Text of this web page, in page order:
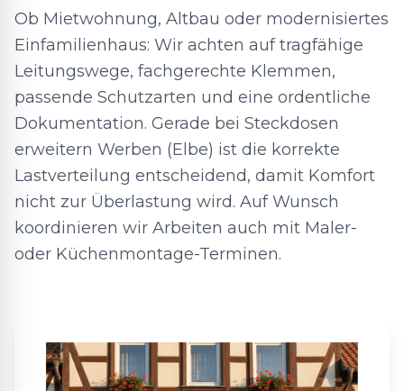
Ob Mietwohnung, Altbau oder modernisiertes
Einfamilienhaus: Wir achten auf tragfähige
Leitungswege, fachgerechte Klemmen,
passende Schutzarten und eine ordentliche
Dokumentation. Gerade bei Steckdosen
erweitern Werben (Elbe) ist die korrekte
Lastverteilung entscheidend, damit Komfort
nicht zur Überlastung wird. Auf Wunsch
koordinieren wir Arbeiten auch mit Maler-
oder Küchenmontage-Terminen.